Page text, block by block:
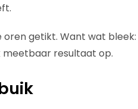
getikt. Want wat bleek:
meetbaar resultaat op.